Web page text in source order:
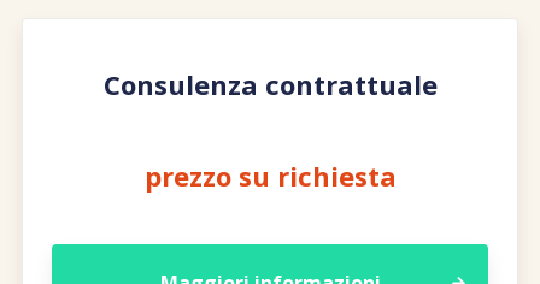
Consulenza contrattuale
prezzo su richiesta